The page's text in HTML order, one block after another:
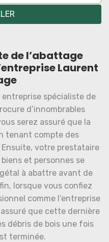
de l’abattage
Laurent
entreprise spécialiste de
d’innombrables
serez assuré que la
tenant compte des
votre prestataire
et personnes se
à abattre avant de
lorsque vous confiez
comme l’entreprise
que cette dernière
débris de bois une fois
terminée.